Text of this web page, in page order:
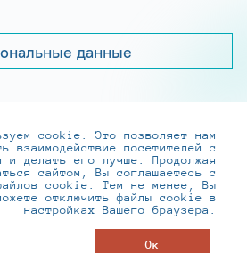
данные
6192, 8-800-250-0-260
,hr@infotecs.ru
Отрадная ул., 2Б строение 1
cookie. Это позволяет нам
взаимодействие посетителей с
и делать его лучше. Продолжая
сайтом, Вы соглашаетесь с
cookie. Тем не менее, Вы
отключить файлы cookie в
настройках Вашего браузера.
Ок